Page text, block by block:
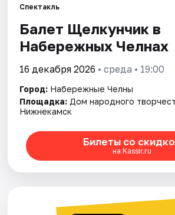
Спектакль
Балет Щелкунчик в
Набережных Челнах
16 декабря 2026 • среда • 19:00
Город: Набережные Челны
Площадка: Дом народного
Нижнекамск
Билеты со
на Kassir.ru